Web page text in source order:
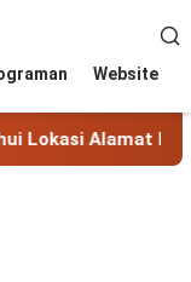
Website
IP